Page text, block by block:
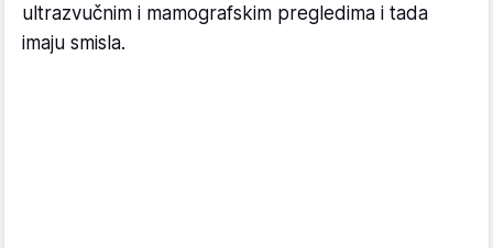
ultrazvučnim i mamografskim pregledima i tada
imaju smisla.